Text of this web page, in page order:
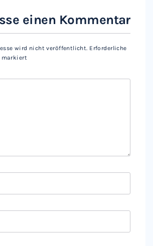
einen Kommentar
wird nicht veröffentlicht. Erforderliche
markiert